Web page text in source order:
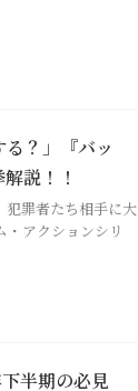
る？」『バッ
説！！
犯罪者たち相手に大
アクションシリ
半期の必見